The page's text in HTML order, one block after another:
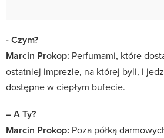
- Czym?
Marcin Prokop: Perfumami, które
ostatniej imprezie, na której byli, i
dostępne w ciepłym bufecie.
– A Ty?
Marcin Prokop: Poza półką